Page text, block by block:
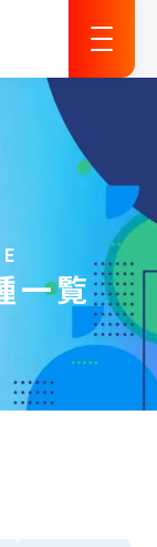
インテルネット
一覧